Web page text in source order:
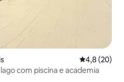
4,8 de uma
4,8 (20)
com piscina e academia